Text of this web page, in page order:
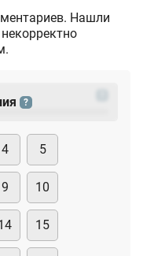
Нашли
?
4 5
9 10
15